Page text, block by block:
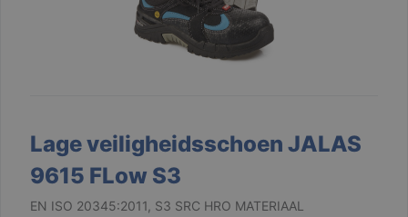
Lage veiligheidsschoen JALAS
9615 FLow S3
EN ISO 20345:2011, S3 SRC HRO MATERIAAL